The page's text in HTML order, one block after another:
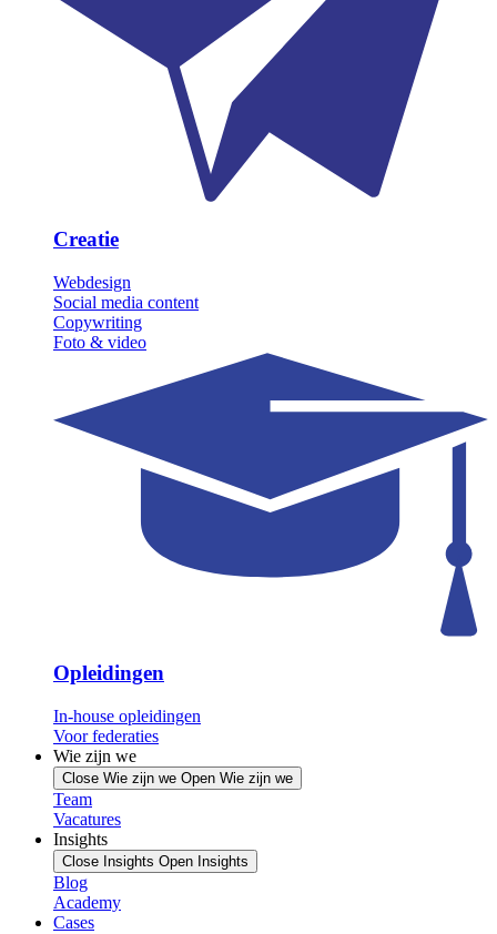
Creatie
Webdesign
Social media content
Copywriting
Foto & video
Opleidingen
In-house opleidingen
Voor federaties
Wie zijn we
Close Wie zijn we Open Wie zijn we
Team
Vacatures
Insights
Close Insights Open Insights
Blog
Academy
Cases